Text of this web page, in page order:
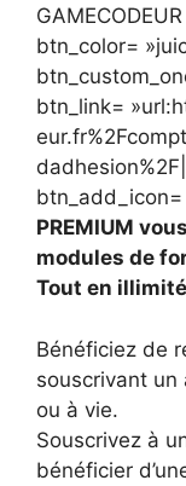
btn_color=
btn_link=
btn_add_icon=
PREMIUM
modules de
Tout en
Bénéficiez de
souscrivant un
ou à vie.
Souscrivez à
bénéficier